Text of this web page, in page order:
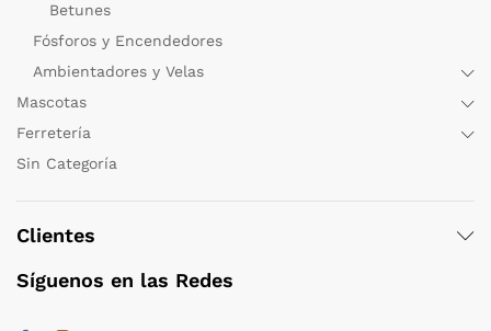
Betunes
Fósforos y Encendedores
Ambientadores y Velas
Mascotas
Ferretería
Sin Categoría
Clientes
Síguenos en las Redes